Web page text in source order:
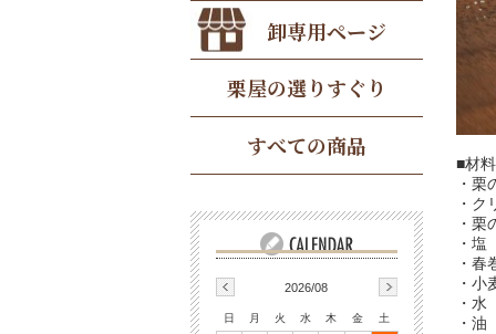
■材料
・
・
・
・
・
・
・
・
卸専用ページ
栗屋の選りすぐり
すべての商品
2026/08
日 月 火 水 木 金
土